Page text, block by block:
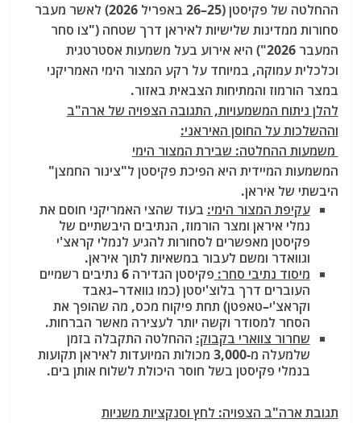
ההחלטה של פקיסטן (25–26 באפריל 2026) לאשר מעבר
סחורות ממדינות שלישיות לאיראן דרך שטחה ("צו סחר
המעבר 2026") היא אירוע בעל משמעות אסטרטגית
וכלכלית עמוקה, במיוחד על רקע המצור הימי האמריקני
במצר הורמוז והמתיחות הצבאית באזור.
להלן ניתוח המשמעויות, התגובה הצפויה של ארה"ב
וההשלכות על החוסן האיראני:
משמעות ההחלטה: שבירת המצור הימי
המשמעות המיידית היא הפיכת פקיסטן ל"צינור החמצן"
היבשתי של איראן.
עקיפת המצור הימי: בעוד שהצי האמריקני חוסם את
נמלי איראן ומצר הורמוז, הנתיבים היבשתיים של
פקיסטן מאפשרים לסחורות להגיע לנמלי קראצ'י
וגוואדר ומשם לעבור במשאיות לתוך איראן.
מיסוד נתיבי סחר:
פקיסטן הגדירה 6 נתיבים רשמיים
העוברים דרך בלוצ'יסטן (כמו גוואדר–גאבד
וקראצ'י–טאפטן) תחת פיקוח מכס, מה שהופך את
הסחר למסודר וקשה יותר לעצירה מאשר הברחות.
שחרור צווארי בקבוק: ההחלטה התקבלה בזמן
שלמעלה מ-3,000 מכולות המיועדות לאיראן תקועות
בנמלי פקיסטן בשל חוסר היכולת לשלוח אותן בים.
תגובת ארה"ב הצפויה: לחץ וסנקציות משניות